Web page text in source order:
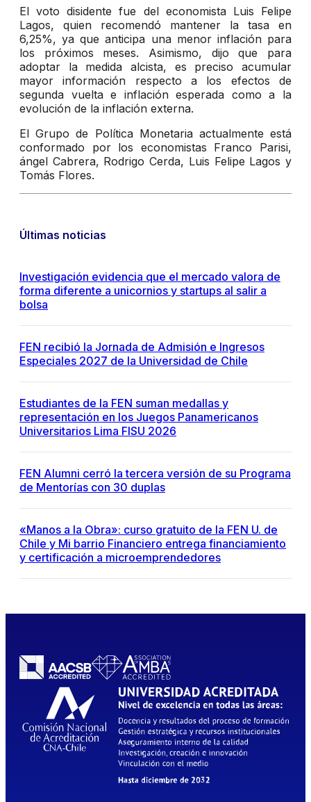
El voto disidente fue del economista Luis Felipe
Lagos, quien recomendó mantener la tasa en
6,25%, ya que anticipa una menor inflación para
los próximos meses. Asimismo, dijo que para
adoptar la medida alcista, es preciso acumular
mayor información respecto a los efectos de
segunda vuelta e inflación esperada como a la
evolución de la inflación externa.
El Grupo de Política Monetaria actualmente está
conformado por los economistas Franco Parisi,
ángel Cabrera, Rodrigo Cerda, Luis Felipe Lagos y
Tomás Flores.
Últimas noticias
Investigación evidencia que el mercado valora de
forma diferente a unicornios y startups al salir a
bolsa
FEN recibió la Jornada de Admisión e Ingresos
Especiales 2027 de la Universidad de Chile
Estudiantes de la FEN suman medallas y
representación en los Juegos Panamericanos
Universitarios Lima FISU 2026
FEN Alumni cerró la tercera versión de su Programa
de Mentorías con 30 duplas
«Manos a la Obra»: curso gratuito de la FEN U. de
Chile y Mi barrio Financiero entrega financiamiento
y certificación a microemprendedores